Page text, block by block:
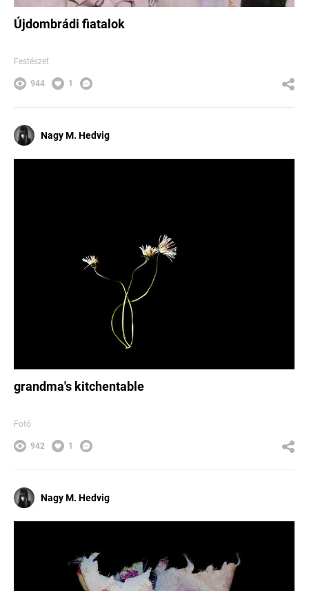
Újdombrádi fiatalok
Festészet
944 1
Nagy M. Hedvig
grandma's kitchentable
Fotó
942 1
Nagy M. Hedvig